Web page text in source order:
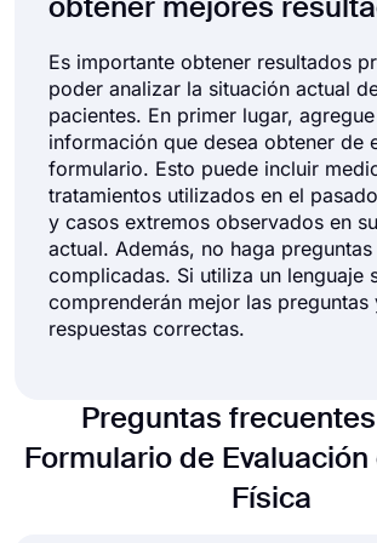
obtener mejores
Es importante obtener resultados
poder analizar la situación actual
pacientes. En primer lugar,
información que desea obtener de
formulario. Esto puede incluir
tratamientos utilizados en el
y casos extremos observados en
actual. Además, no haga preguntas
complicadas. Si utiliza un lenguaje
comprenderán mejor las
respuestas correctas.
Preguntas
Formulario de Evaluación
Física